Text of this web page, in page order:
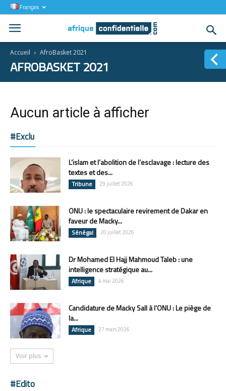
Français
Accueil AfroBasket 2021
AFROBASKET 2021
Aucun article à afficher
#Exclu
L’islam et l’abolition de l’esclavage : lecture des
textes et des...
Tribune 29 juillet 2026
ONU : le spectaculaire revirement de Dakar en
faveur de Macky...
Sénégal 20 juillet 2026
Dr Mohamed El Hajj Mahmoud Taleb : une
intelligence stratégique au...
Afrique 4 mai 2026
Candidature de Macky Sall à l’ONU : Le piège de
la...
Afrique 27 mars 2026
Voir plus
#Edito